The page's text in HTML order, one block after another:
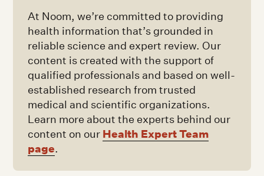
At Noom, we’re committed to providing
health information that’s grounded in
reliable science and expert review. Our
content is created with the support of
qualified professionals and based on well-
established research from trusted
medical and scientific organizations.
Learn more about the experts behind our
content on our Health Expert Team
page.